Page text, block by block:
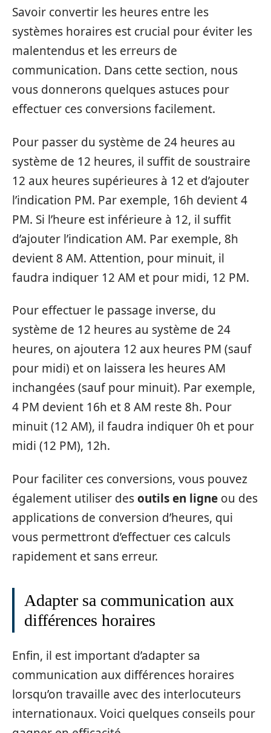
Savoir convertir les heures entre les
systèmes horaires est crucial pour éviter les
malentendus et les erreurs de
communication. Dans cette section, nous
vous donnerons quelques astuces pour
effectuer ces conversions facilement.
Pour passer du système de 24 heures au
système de 12 heures, il suffit de soustraire
12 aux heures supérieures à 12 et d’ajouter
l’indication PM. Par exemple, 16h devient 4
PM. Si l’heure est inférieure à 12, il suffit
d’ajouter l’indication AM. Par exemple, 8h
devient 8 AM. Attention, pour minuit, il
faudra indiquer 12 AM et pour midi, 12 PM.
Pour effectuer le passage inverse, du
système de 12 heures au système de 24
heures, on ajoutera 12 aux heures PM (sauf
pour midi) et on laissera les heures AM
inchangées (sauf pour minuit). Par exemple,
4 PM devient 16h et 8 AM reste 8h. Pour
minuit (12 AM), il faudra indiquer 0h et pour
midi (12 PM), 12h.
Pour faciliter ces conversions, vous pouvez
également utiliser desoutils en ligne ou des
applications de conversion d’heures, qui
vous permettront d’effectuer ces calculs
rapidement et sans erreur.
Adapter sa communication aux
différences horaires
Enfin, il est important d’adapter sa
communication aux différences horaires
lorsqu’on travaille avec des interlocuteurs
internationaux. Voici quelques conseils pour